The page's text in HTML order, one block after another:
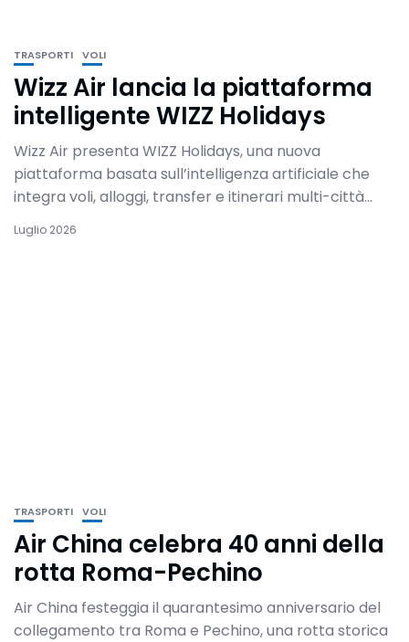
TRASPORTI VOLI
Wizz Air lancia la piattaforma
intelligente WIZZ Holidays
Wizz Air presenta WIZZ Holidays, una nuova
piattaforma basata sull’intelligenza artificiale che
integra voli, alloggi, transfer e itinerari multi-città...
Luglio 2026
TRASPORTI VOLI
Air China celebra 40 anni della
rotta Roma-Pechino
Air China festeggia il quarantesimo anniversario del
collegamento tra Roma e Pechino, una rotta storica